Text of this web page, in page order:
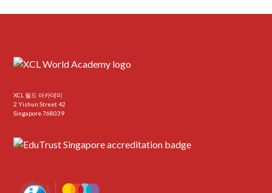
XCL 월드 아카데미
2 Yishun Street 42
Singapore 768039